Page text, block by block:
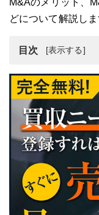
M&Aのメリット、
どについて解説しま
目次
制御盤設計製造
制御盤設計製造
制御盤設計製造
制御盤設計製造
制御盤設計製造
制御盤設計製造